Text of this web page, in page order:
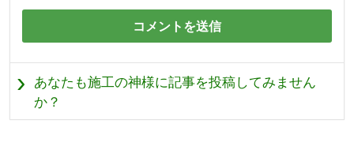
あなたも施工の神様に記事を投稿してみません
か？